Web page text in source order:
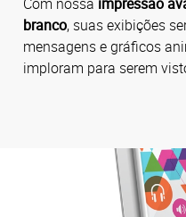
branco, suas exibições
mensagens e gráficos
imploram para serem